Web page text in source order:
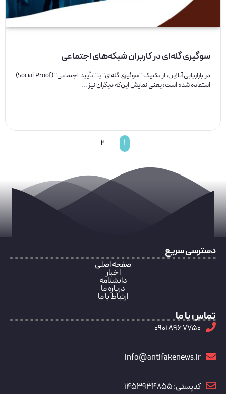
سوگیری گله‌ای در کاربران شبکه‌های اجتماعی
در بازاریابی آنلاین، از تکنیک "سوگیری گله‌ای" یا "تأیید اجتماعی" (Social Proof)
استفاده شده است؛ یعنی نمایش این‌که دیگران نیز ...
1
2
دسترسی سریع
صفحه اصلی
اخبار
دانشنامه
درباره ما
ارتباط با ما
تماس با ما
7750 896 0901
info@antifakenews.ir
کدپستی: 1453934855